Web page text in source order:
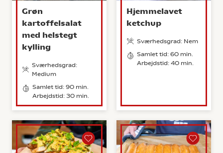
Grøn
kartoffelsalat
med helstegt
kylling
Sværhedsgrad:
Medium
Samlet tid: 90 min.
Arbejdstid: 30 min.
Hjemmelavet
ketchup
Sværhedsgrad: Nem
Samlet tid: 60 min.
Arbejdstid: 40 min.